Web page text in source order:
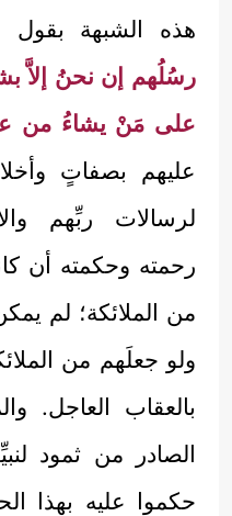
هذه الشبهة بقول
رسُلُهم إن نحنُ إلاَّ
على مَنْ يشاءُ من
عليهم بصفاتٍ
لرسالات ربِّهم
رحمته وحكمته أن
من الملائكة؛ لم
ولو جعلَهم من
بالعقاب العاجل.
الصادر من ثمود
حكموا عليه بهذا